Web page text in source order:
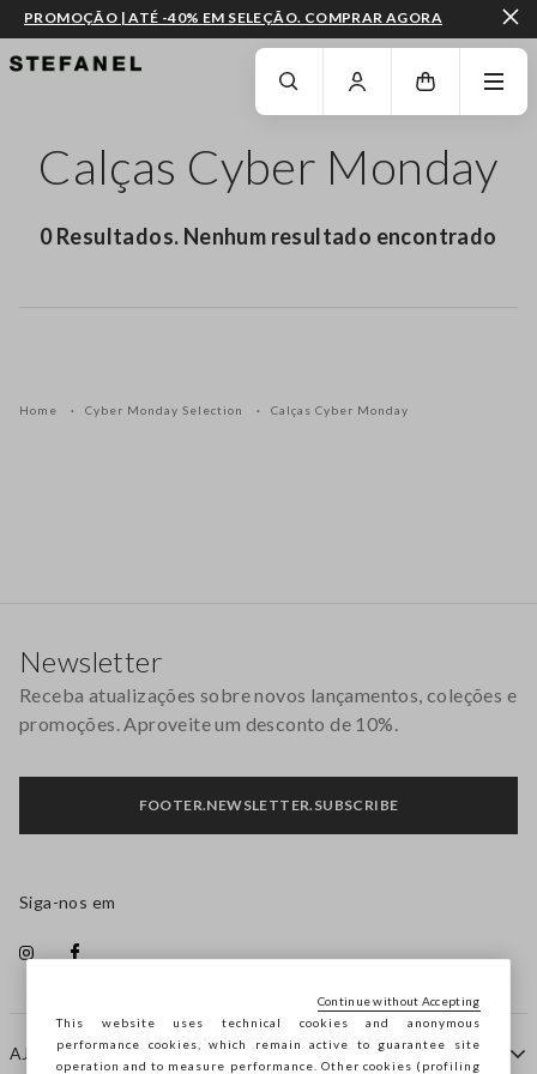
IR PARA O CONTEÚDO PRINCIPAL DESÇA ATÉ AO FIM DA PÁGINA
PROMOÇÃO | ATÉ -40% EM SELEÇÃO. COMPRAR AGORA
Calças Cyber Monday
0 Resultados. Nenhum resultado encontrado
Home Cyber Monday Selection Calças Cyber Monday
AJUDA
Newsletter
Receba atualizações sobre novos lançamentos, coleções e
promoções. Aproveite um desconto de 10%.
FOOTER.NEWSLETTER.SUBSCRIBE
Siga-nos em
This website uses technical cookies and anonymous
performance cookies, which remain active to guarantee site
operation and to measure performance. Other cookies (profiling
Continue without Accepting